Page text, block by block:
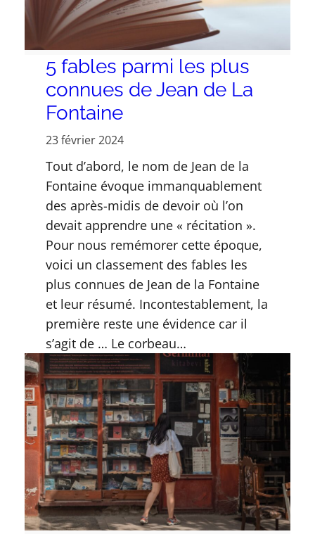
5 fables parmi les plus
connues de Jean de La
Fontaine
23 février 2024
Tout d’abord, le nom de Jean de la
Fontaine évoque immanquablement
des après-midis de devoir où l’on
devait apprendre une « récitation ».
Pour nous remémorer cette époque,
voici un classement des fables les
plus connues de Jean de la Fontaine
et leur résumé. Incontestablement, la
première reste une évidence car il
s’agit de … Le corbeau…